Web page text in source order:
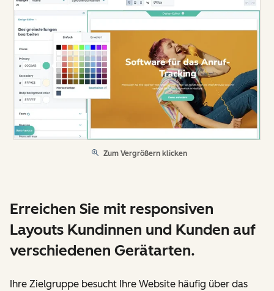
Zum Vergrößern klicken
Erreichen Sie mit responsiven
Layouts Kundinnen und Kunden auf
verschiedenen Gerätarten.
Ihre Zielgruppe besucht Ihre Website häufig über das